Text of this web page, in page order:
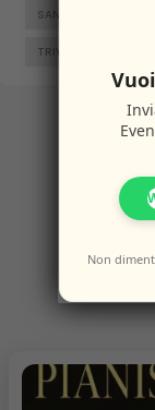
SANTA CROCE DI
TRIVENTO
Non